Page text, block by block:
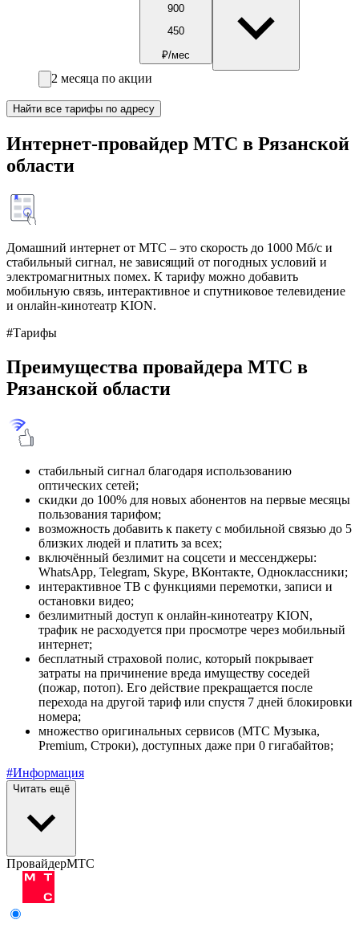
900
450
₽/мес
2 месяца по акции
Найти все тарифы по адресу
Интернет-провайдер МТС в Рязанской
области
Домашний интернет от МТС – это скорость до 1000 Мб/с и
стабильный сигнал, не зависящий от погодных условий и
электромагнитных помех. К тарифу можно добавить
мобильную связь, интерактивное и спутниковое телевидение
и онлайн-кинотеатр KION.
#Тарифы
Преимущества провайдера МТС в
Рязанской области
стабильный сигнал благодаря использованию
оптических сетей;
скидки до 100% для новых абонентов на первые месяцы
пользования тарифом;
возможность добавить к пакету с мобильной связью до 5
близких людей и платить за всех;
включённый безлимит на соцсети и мессенджеры:
WhatsApp, Telegram, Skype, ВКонтакте, Одноклассники;
интерактивное ТВ с функциями перемотки, записи и
остановки видео;
безлимитный доступ к онлайн-кинотеатру KION,
трафик не расходуется при просмотре через мобильный
интернет;
бесплатный страховой полис, который покрывает
затраты на причинение вреда имуществу соседей
(пожар, потоп). Его действие прекращается после
перехода на другой тариф или спустя 7 дней блокировки
номера;
множество оригинальных сервисов (МТС Музыка,
Premium, Строки), доступных даже при 0 гигабайтов;
#Информация
Читать ещё
ПровайдерМТС